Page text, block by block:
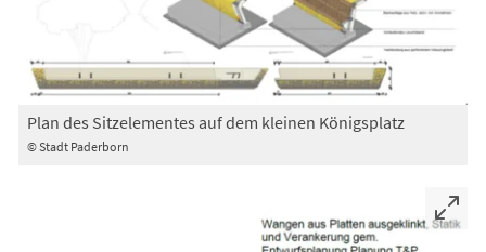
© Stadt Paderborn
Plan des Sitzelementes auf dem kleinen Königsplatz